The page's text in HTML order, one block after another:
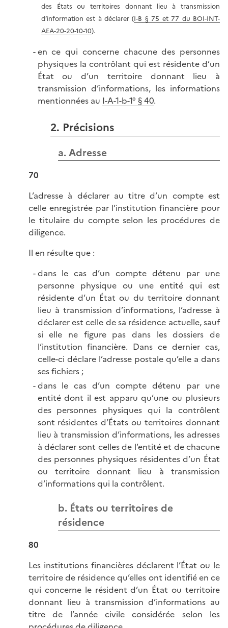
des États ou territoires donnant lieu à transmission
d’information est à déclarer (I-B § 75 et 77 du BOI-INT-
AEA-20-20-10-10).
en ce qui concerne chacune des personnes
physiques la contrôlant qui est résidente d’un
État ou d’un territoire donnant lieu à
transmission d’informations, les informations
mentionnées au I-A-1-b-1° § 40.
2. Précisions
a. Adresse
70
L’adresse à déclarer au titre d’un compte est
celle enregistrée par l’institution financière pour
le titulaire du compte selon les procédures de
diligence.
Il en résulte que :
dans le cas d’un compte détenu par une
personne physique ou une entité qui est
résidente d’un État ou du territoire donnant
lieu à transmission d’informations, l’adresse à
déclarer est celle de sa résidence actuelle, sauf
si elle ne figure pas dans les dossiers de
l’institution financière. Dans ce dernier cas,
celle-ci déclare l’adresse postale qu’elle a dans
ses fichiers ;
dans le cas d’un compte détenu par une
entité dont il est apparu qu’une ou plusieurs
des personnes physiques qui la contrôlent
sont résidentes d’États ou territoires donnant
lieu à transmission d’informations, les adresses
à déclarer sont celles de l’entité et de chacune
des personnes physiques résidentes d’un État
ou territoire donnant lieu à transmission
d’informations qui la contrôlent.
b. États ou territoires de
résidence
80
Les institutions financières déclarent l’État ou le
territoire de résidence qu’elles ont identifié en ce
qui concerne le résident d’un État ou territoire
donnant lieu à transmission d’informations au
titre de l’année civile considérée selon les